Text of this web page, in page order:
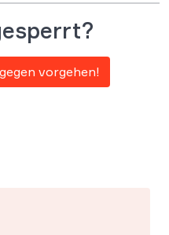
vorgehen!